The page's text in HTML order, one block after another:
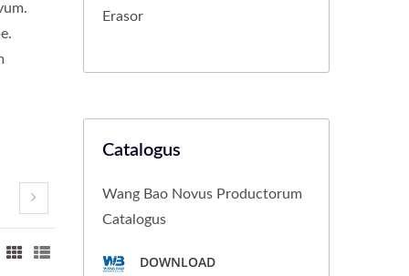
Erasor
Catalogus
Wang Bao Novus Productorum
Catalogus
DOWNLOAD